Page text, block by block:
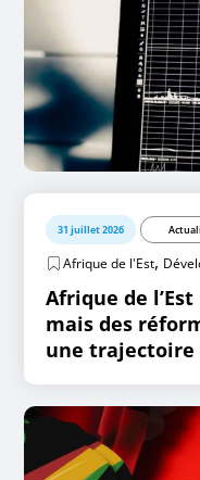
31 juillet 2026
Afrique de l'Est,
Afrique de
mais des
une trajectoire